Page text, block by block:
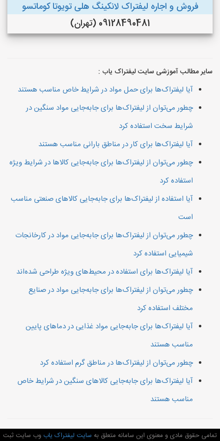
فروش و اجاره لیفتراک لانکینگ هلی تویوتا کوماتسو
09128490481 (تهران)
سایر مطالب آموزشی سایت لیفتراک یاب :
آیا لیفتراک‌ها برای حمل مواد در شرایط خاص مناسب هستند
چطور می‌توان از لیفتراک‌ها برای جابه‌جایی مواد سنگین در
شرایط سخت استفاده کرد
آیا لیفتراک‌ها برای کار در مناطق بارانی مناسب هستند
چطور می‌توان از لیفتراک‌ها برای جابه‌جایی کالاها در شرایط ویژه
استفاده کرد
آیا استفاده از لیفتراک‌ها برای جابه‌جایی کالاهای صنعتی مناسب
است
چطور می‌توان از لیفتراک‌ها برای جابه‌جایی مواد در کارخانجات
شیمیایی استفاده کرد
آیا لیفتراک‌ها برای استفاده در محیط‌های ویژه طراحی شده‌اند
چطور می‌توان از لیفتراک‌ها برای جابه‌جایی مواد در صنایع
مختلف استفاده کرد
آیا لیفتراک‌ها برای جابه‌جایی مواد غذایی در دماهای پایین
مناسب هستند
چطور می‌توان از لیفتراک‌ها در مناطق گرم استفاده کرد
آیا لیفتراک‌ها برای جابه‌جایی کالاهای سنگین در شرایط خاص
مناسب هستند
تمامی حقوق مادی و معنوی این سامانه متعلق به سایت لیفتراک یاب وب سایت ثبت